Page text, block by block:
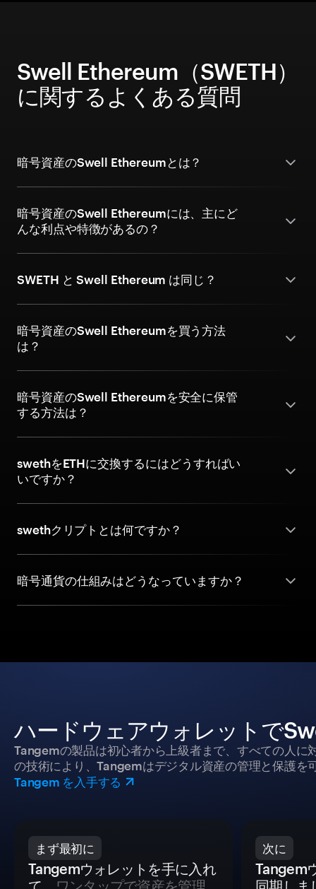
Swell Ethereum（SWETH）
に関するよくある質問
暗号資産のSwell Ethereumとは？
暗号資産のSwell Ethereumには、主にど
んな利点や特徴があるの？
SWETH と Swell Ethereum は同じ？
暗号資産のSwell Ethereumを買う方法
は？
暗号資産のSwell Ethereumを安全に保管
する方法は？
swethをETHに交換するにはどうすればい
いですか？
swethクリプトとは何ですか？
暗号通貨の仕組みはどうなっていますか？
ハードウェアウォレットで
Tangemの製品は初心者から上級者まで、すべての人に
の技術により、Tangemはデジタル資産の管理と保護を
Tangem を入手する
まず最初に
Tangemウォレットを手に入れ
て 、ワンタップで資産を管理
次に
Tangem
同期しま